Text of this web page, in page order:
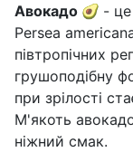
Авокадо 🥑 - це
Persea
півтропічних
грушоподібну
при зрілості
М'якоть
ніжний смак.